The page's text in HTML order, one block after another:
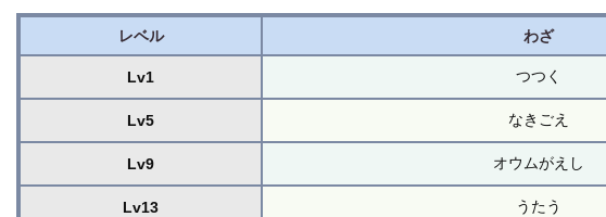
レベル わざ
Lv1 つつく
Lv5 なきごえ
Lv9 オウムがえし
Lv13 うたう